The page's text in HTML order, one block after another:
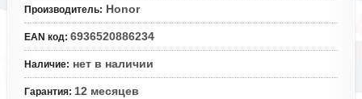
Производитель: Honor
EAN код: 6936520886234
Наличие: нет в наличии
Гарантия: 12 месяцев